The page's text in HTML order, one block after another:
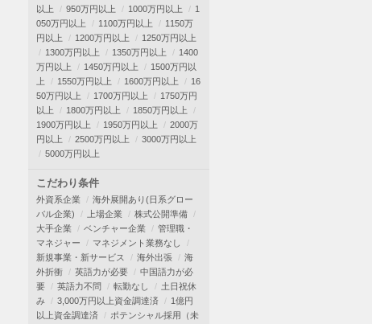
以上
950万円以上 1000万円以上
1
050万円以上
1100万円以上
1150万
円以上
1200万円以上
1250万円以上
1300万円以上
1350万円以上
1400
万円以上
1450万円以上
1500万円以
上
1550万円以上 1600万円以上
16
50万円以上
1700万円以上
1750万円
以上
1800万円以上
1850万円以上
1900万円以上
1950万円以上
2000万
円以上
2500万円以上
3000万円以上
5000万円以上
こだわり条件
外資系企業
海外展開あり(日系グロー
バル企業)
上場企業
株式公開準備
大手企業
ベンチャー企業
管理職・
マネジャー
マネジメント業務なし
新規事業・新サービス
海外出張
海
外折衝
英語力が必要
中国語力が必
要
英語力不問 転勤なし
土日祝休
み
3,000万円以上資金調達済
1億円
以上資金調達済
ポテンシャル採用（未